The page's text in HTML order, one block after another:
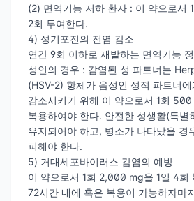
(2) 면역기능 저하 환자 : 이 약으로서
2회 투여한다.
4) 성기포진의 전염 감소
연간 9회 이하로 재발하는 면역기능
성인의 경우 : 감염된 성 파트너는
(HSV-2) 항체가 음성인 성적 파트너
감소시키기 위해 이 약으로서 1회 500
복용하여야 한다. 안전한 성생활(특별
유지되어야 하고, 병소가 나타났을 경
피해야 한다.
5) 거대세포바이러스 감염의 예방
이 약으로서 1회 2,000 mg을 1일 4회
72시간 내에 혹은 복용이 가능하자마